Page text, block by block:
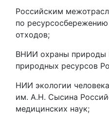
Российским
по
отходов;
ВНИИ охраны природы
природных ресурсов
НИИ экологии
им. А.Н. Сысина
медицинских наук;